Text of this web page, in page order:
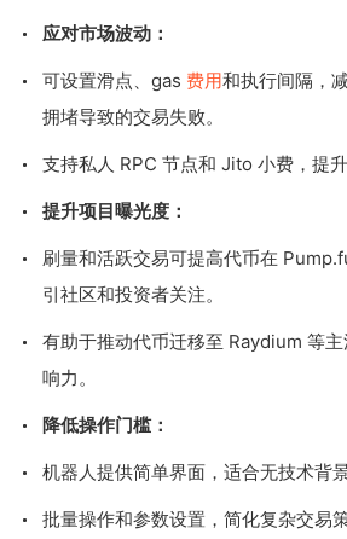
应对市场波动：
可设置滑点、gas 费用和执行间隔，
拥堵导致的交易失败。
支持私人 RPC 节点和 Jito 小费，提
提升项目曝光度：
刷量和活跃交易可提高代币在
引社区和投资者关注。
有助于推动代币迁移至 Raydium 等
响力。
降低操作门槛：
机器人提供简单界面，适合无技术背
批量操作和参数设置，简化复杂交易策